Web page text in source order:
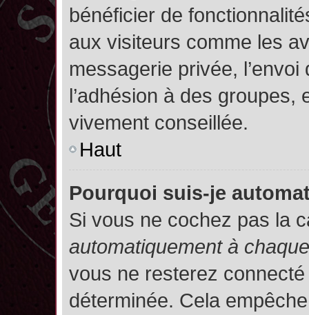
bénéficier de
aux visiteurs comme les
messagerie privée,
l’adhésion à des groupes,
vivement conseillée.
Haut
Pourquoi suis-je
Si vous ne cochez pas la
automatiquement à
vous ne resterez
déterminée. Cela